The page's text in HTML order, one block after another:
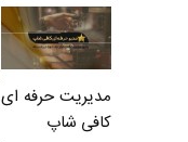
مدیریت حرفه ای
کافی شاپ